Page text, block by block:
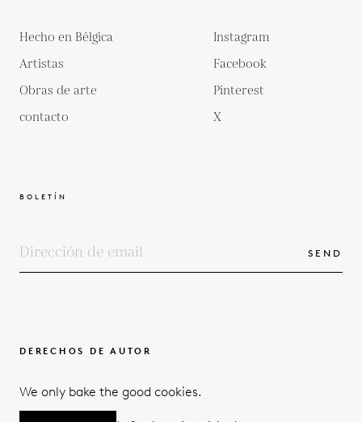
Hecho en Bélgica
Artistas
Obras de arte
contacto
Instagram
Facebook
Pinterest
X
BOLETÍN
SEND
DERECHOS DE AUTOR
We only bake the good cookies.